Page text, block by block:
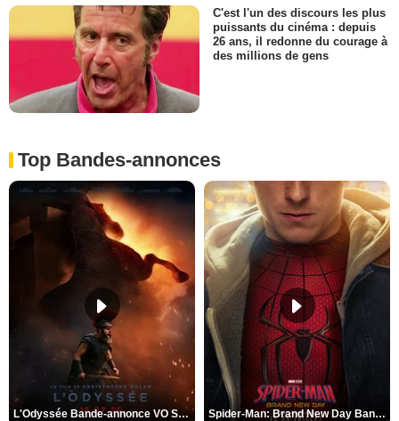
C'est l'un des discours les plus
puissants du cinéma : depuis
26 ans, il redonne du courage à
des millions de gens
Top Bandes-annonces
L'Odyssée Bande-annonce VO STFR Spider-Man: Brand New Day Bande-annonce VO STFR